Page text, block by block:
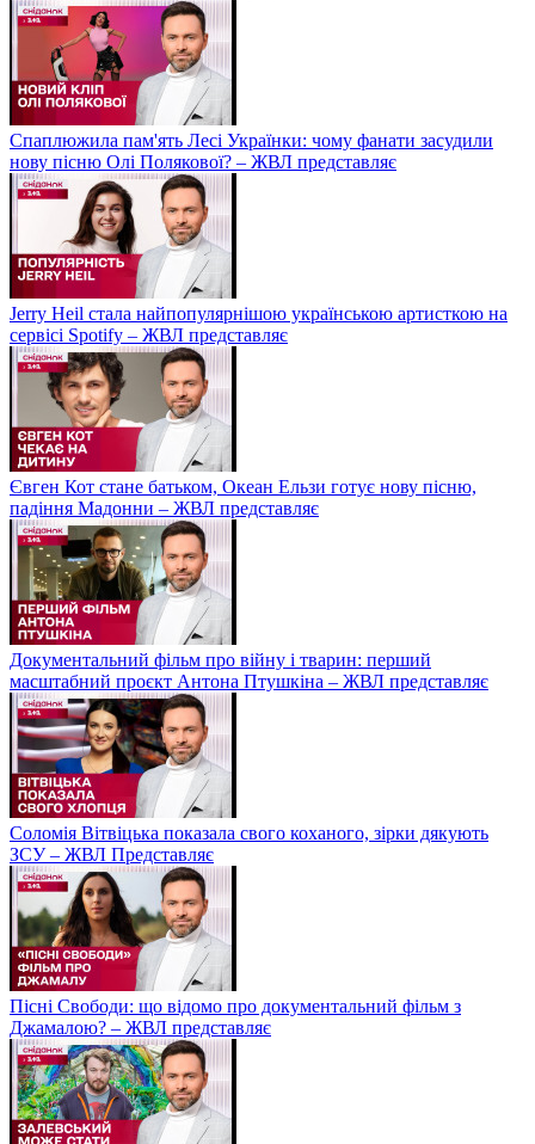
Спаплюжила пам'ять Лесі Українки: чому фанати засудили
нову пісню Олі Полякової? – ЖВЛ представляє
Jerry Heil стала найпопулярнішою українською артисткою на
сервісі Spotify – ЖВЛ представляє
Євген Кот стане батьком, Океан Ельзи готує нову пісню,
падіння Мадонни – ЖВЛ представляє
Документальний фільм про війну і тварин: перший
масштабний проєкт Антона Птушкіна – ЖВЛ представляє
Соломія Вітвіцька показала свого коханого, зірки дякують
ЗСУ – ЖВЛ Представляє
Пісні Свободи: що відомо про документальний фільм з
Джамалою? – ЖВЛ представляє